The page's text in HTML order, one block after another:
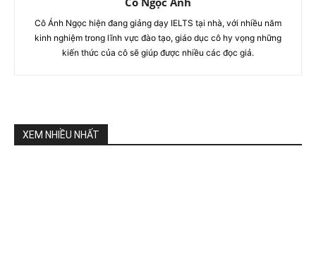
Cô Ánh Ngọc hiện đang giảng dạy IELTS tại nhà, với nhiều năm
kinh nghiệm trong lĩnh vực đào tạo, giáo dục cô hy vọng những
kiến thức của cô sẽ giúp được nhiều các đọc giả.
XEM NHIỀU NHẤT